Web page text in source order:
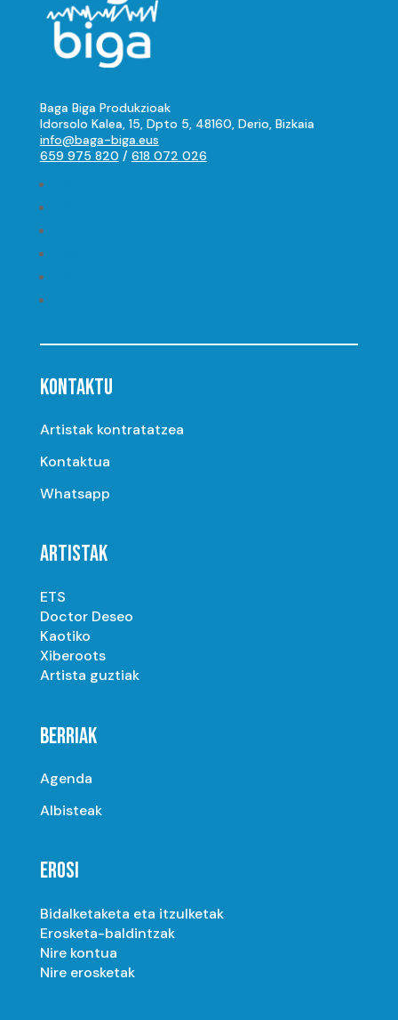
Baga Biga Produkzioak
Idorsolo Kalea, 15, Dpto 5, 48160, Derio, Bizkaia
info@baga-biga.eus
659 975 820 / 618 072 026
KONTAKTU
Artistak kontratatzea
Kontaktua
Whatsapp
ARTISTAK
ETS
Doctor Deseo
Kaotiko
Xiberoots
Artista guztiak
BERRIAK
Agenda
Albisteak
EROSI
Bidalketaketa eta itzulketak
Erosketa-baldintzak
Nire kontua
Nire erosketak